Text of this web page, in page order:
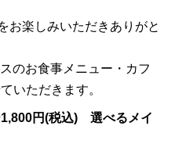
お楽しみいただきありがと
のお食事メニュー・カフ
いただきます。
円(税込) 選べるメイ